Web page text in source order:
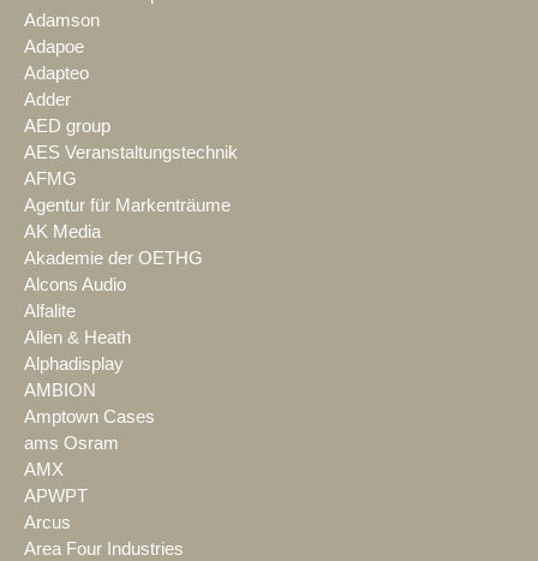
Adamson
Adapoe
Adapteo
Adder
AED group
AES Veranstaltungstechnik
AFMG
Agentur für Markenträume
AK Media
Akademie der OETHG
Alcons Audio
Alfalite
Allen & Heath
Alphadisplay
AMBION
Amptown Cases
ams Osram
AMX
APWPT
Arcus
Area Four Industries